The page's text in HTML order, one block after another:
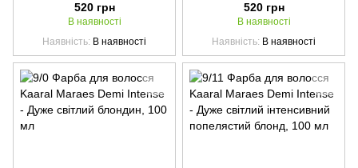
520 грн
В наявності
Наявність В наявності
520 грн
В наявності
Наявність В наявності